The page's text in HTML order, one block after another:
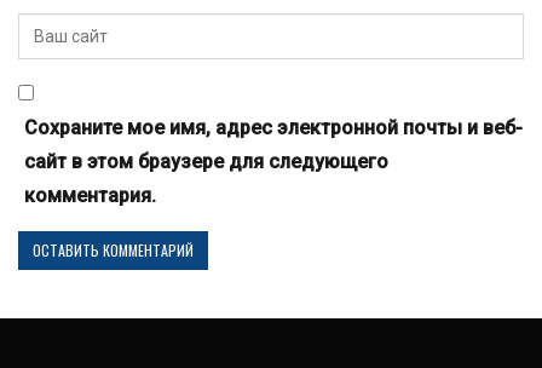
Сохраните мое имя, адрес электронной почты и веб-
сайт в этом браузере для следующего
комментария.